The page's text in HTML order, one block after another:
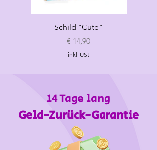
Schild "Cute"
Preis
€ 14,90
inkl. USt
14 Tage lang
Geld-Zurück-Garantie